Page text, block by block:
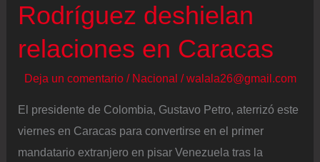
Rodríguez deshielan
relaciones en Caracas
Deja un comentario / Nacional /walala26@gmail.com
El presidente de Colombia, Gustavo Petro, aterrizó este
viernes en Caracas para convertirse en el primer
mandatario extranjero en pisar Venezuela tras la